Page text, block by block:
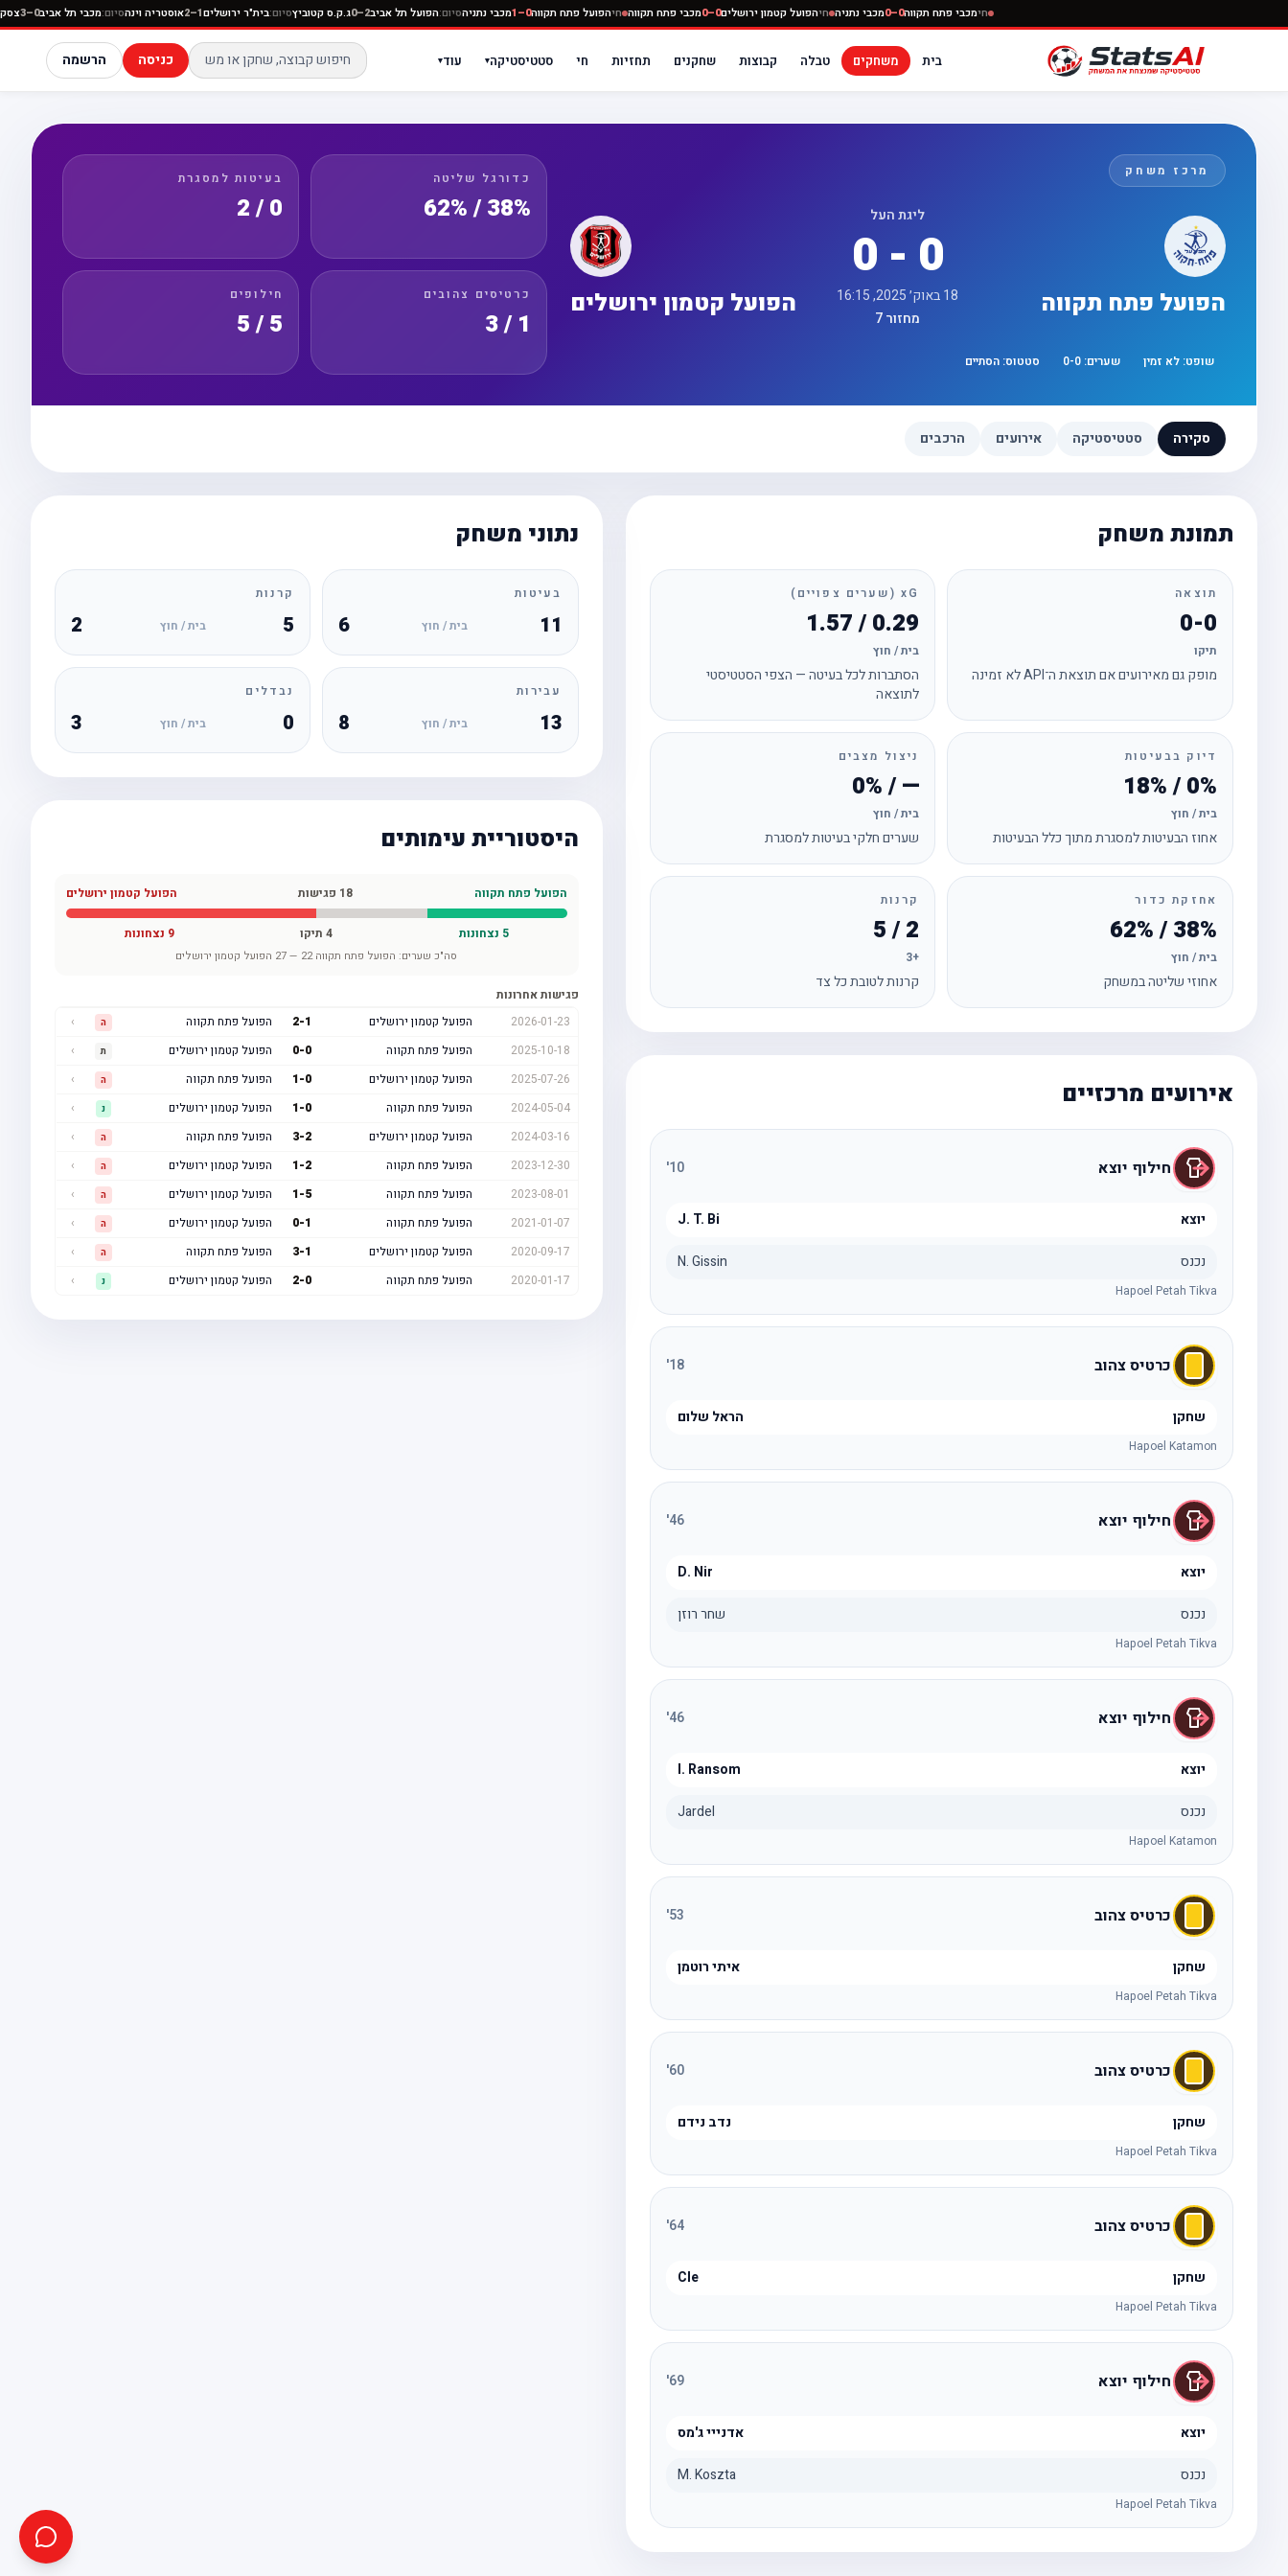
חימכבי פתח תקווה0–0 מכבי נתניה חיהפועל קטמון ירושלים0–0 מכבי פתח תקווה חיהפועל פתח תקווה0–1 מכבי נתניהסיום:הפועל תל אביב2–0 ג.ק.ס קטוביץסיום:בית"ר ירושלים1–2 אוסטריה וינהסיום:מכבי תל
בית משחקים טבלה קבוצות שחקנים תחזיות חי סטטיסטיקה▾ עוד▾ כניסה הרשמה
מרכז משחק
הפועל פתח תקווה
ליגת העל
0 - 0
18 באוק׳ 2025, 16:15
מחזור 7
הפועל קטמון ירושלים
שופט: לא זמין שערים: 0-0 סטטוס: הסתיים
כדורגל שליטה
38% / 62%
בעיטות למסגרת
0 / 2
כרטיסים צהובים
1 / 3
חילופים
5 / 5
סקירה סטטיסטיקה אירועים הרכבים
תמונת משחק
תוצאה
0-0
תיקו
מופק גם מאירועים אם תוצאת ה־API לא זמינה
xG (שערים צפויים)
0.29 / 1.57
בית / חוץ
הסתברות לכל בעיטה — הצפי הסטטיסטי
לתוצאה
דיוק בבעיטות
0% / 18%
בית / חוץ
אחוז הבעיטות למסגרת מתוך כלל הבעיטות
ניצול מצבים
— / 0%
בית / חוץ
שערים חלקי בעיטות למסגרת
אחזקת כדור
38% / 62%
בית / חוץ
אחוזי שליטה במשחק
קרנות
2 / 5
+3
קרנות לטובת כל צד
אירועים מרכזיים
חילוף יוצא 10
'
יוצא J. T. Bi
נכנס N. Gissin
Hapoel Petah Tikva
כרטיס צהוב 18
'
שחקן הראל שלום
Hapoel Katamon
חילוף יוצא 46
'
יוצא D. Nir
נכנס שחר רוזן
Hapoel Petah Tikva
חילוף יוצא 46
'
יוצא I. Ransom
נכנס Jardel
Hapoel Katamon
כרטיס צהוב 53
'
שחקן איתי רוטמן
Hapoel Petah Tikva
כרטיס צהוב 60
'
שחקן נדב נידם
Hapoel Petah Tikva
כרטיס צהוב 64
'
שחקן Cle
Hapoel Petah Tikva
חילוף יוצא 69
'
יוצא אדנייי ג'מס
נכנס M. Koszta
Hapoel Petah Tikva
נתוני משחק
בעיטות
11 בית / חוץ 6
קרנות
5 בית / חוץ 2
עבירות
13 בית / חוץ 8
נבדלים
0 בית / חוץ 3
היסטוריית עימותים
הפועל פתח תקווה 18 פגישות הפועל קטמון ירושלים
5 נצחונות 4תיקו 9 נצחונות
סה"כ שערים: הפועל פתח תקווה 22
—
27 הפועל קטמון ירושלים
פגישות אחרונות
2026-01-23
הפועל קטמון ירושלים 2-1 הפועל פתח תקווה ה
›
2025-10-18
הפועל פתח תקווה 0-0 הפועל קטמון ירושלים ת
›
2025-07-26
הפועל קטמון ירושלים 1-0 הפועל פתח תקווה ה
›
2024-05-04
הפועל פתח תקווה 1-0 הפועל קטמון ירושלים נ
›
2024-03-16
הפועל קטמון ירושלים 3-2 הפועל פתח תקווה ה
›
2023-12-30
הפועל פתח תקווה 1-2 הפועל קטמון ירושלים ה
›
2023-08-01
הפועל פתח תקווה 1-5 הפועל קטמון ירושלים ה
›
2021-01-07
הפועל פתח תקווה 0-1 הפועל קטמון ירושלים ה
›
2020-09-17
הפועל קטמון ירושלים 3-1 הפועל פתח תקווה ה
›
2020-01-17
הפועל פתח תקווה 2-0 הפועל קטמון ירושלים נ ›